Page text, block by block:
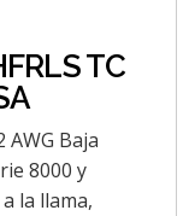
TC
Baja
8000 y
la llama,